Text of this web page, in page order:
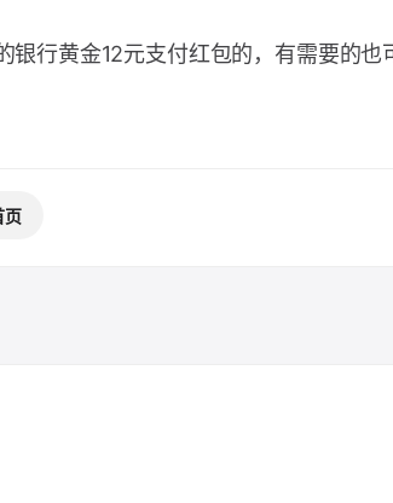
银行黄金12元支付红包的，有需要的也
页